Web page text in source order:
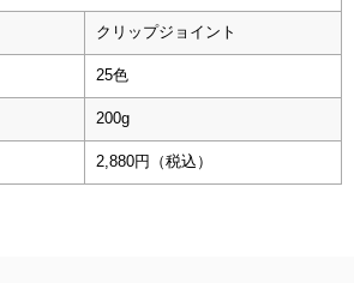
クリップジョイント
25色
200g
2,880円（税込）